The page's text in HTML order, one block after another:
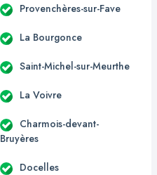
Provenchères-sur-Fave
La Bourgonce
Saint-Michel-sur-Meurthe
La Voivre
Charmois-devant-
Bruyères
Docelles